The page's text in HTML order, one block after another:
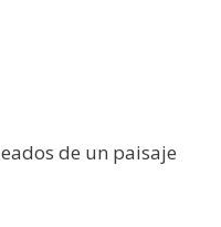
de un paisaje